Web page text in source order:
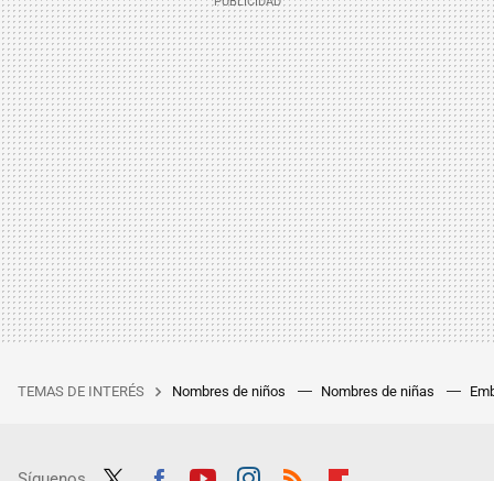
TEMAS DE INTERÉS Nombres de niños Nombres de niñas